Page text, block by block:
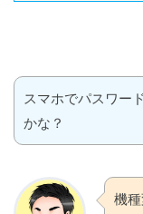
スマホでパスワー
かな？
機